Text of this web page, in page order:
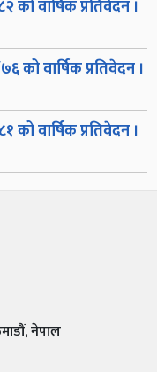
वार्षिक प्रतिवेदन ।
वार्षिक प्रतिवेदन ।
वार्षिक प्रतिवेदन ।
नेपाल